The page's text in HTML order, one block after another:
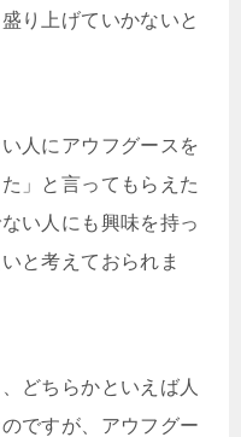
り上げていかないと
人にアウフグースを
」と言ってもらえた
い人にも興味を持っ
と考えておられま
どちらかといえば人
ですが、アウフグー